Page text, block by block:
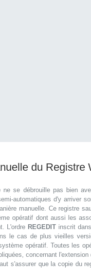
du Registre
ne se débrouille pas bien
automatiques d'y arriver
manuelle. Ce registre
opératif dont aussi les
L'ordre REGEDITinscrit
le cas de plus vieilles
opératif. Toutes les
concernant
s'assurer que la copie du